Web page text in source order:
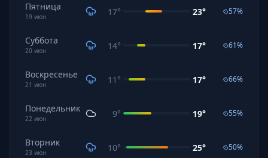
Пятница
19 июн 17° 23° 57%
Суббота
20 июн 14° 17° 61%
Воскресенье
21 июн 11 ° 17° 66%
Понедельник
22 июн 9° 19° 55%
Вторник
23 июн 10° 25° 50%